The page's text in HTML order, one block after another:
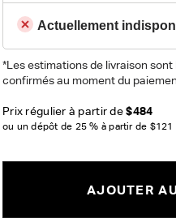
Actuellement
*Les estimations de livraison
confirmés au moment du
Prix régulier à partir de$484
ou un dépôt de 25 % à partir de $121
AJOUTER